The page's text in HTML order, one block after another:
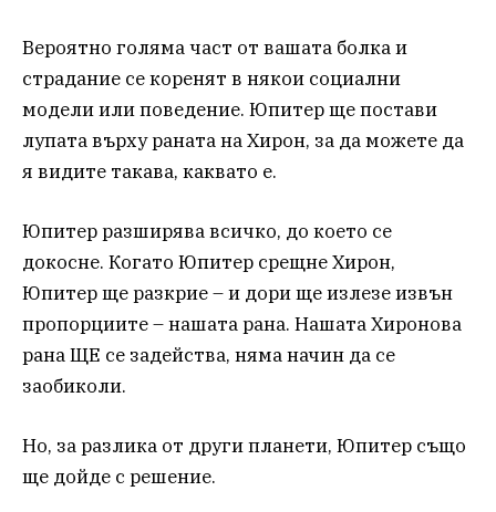
Вероятно голяма част от вашата болка и
страдание се коренят в някои социални
модели или поведение. Юпитер ще постави
лупата върху раната на Хирон, за да можете да
я видите такава, каквато е.
Юпитер разширява всичко, до което се
докосне. Когато Юпитер срещне Хирон,
Юпитер ще разкрие – и дори ще излезе извън
пропорциите – нашата рана. Нашата Хиронова
рана ЩЕ се задейства, няма начин да се
заобиколи.
Но, за разлика от други планети, Юпитер също
ще дойде с решение.